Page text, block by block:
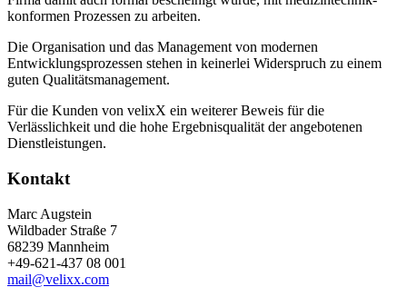
konformen Prozessen zu arbeiten.
Die Organisation und das Management von modernen
Entwicklungsprozessen stehen in keinerlei Widerspruch zu einem
guten Qualitätsmanagement.
Für die Kunden von velixX ein weiterer Beweis für die
Verlässlichkeit und die hohe Ergebnisqualität der angebotenen
Dienstleistungen.
Kontakt
Marc Augstein
Wildbader Straße 7
68239 Mannheim
+49-621-437 08 001
mail@velixx.com